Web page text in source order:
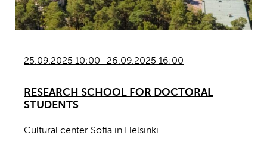
25.09.2025 10:00–26.09.2025 16:00
RESEARCH SCHOOL FOR DOCTORAL
STUDENTS
Cultural center Sofia in Helsinki